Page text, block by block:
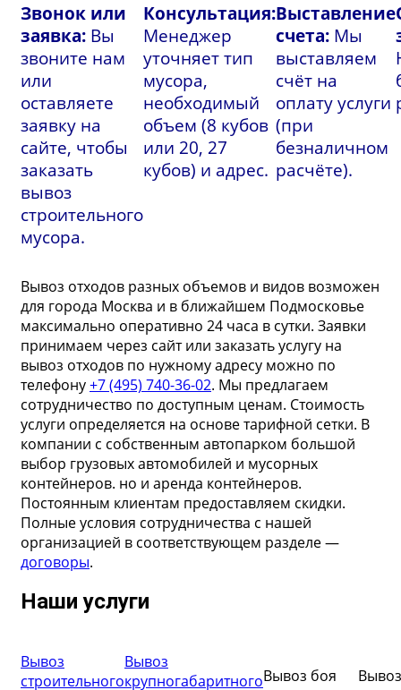
Звонок или
заявка: Вы
звоните нам
или
оставляете
заявку на
сайте, чтобы
заказать
вывоз
строительного
мусора.
Консультация:
Менеджер
уточняет тип
мусора,
необходимый
объем (8 кубов
или 20, 27
кубов) и адрес.
Выставление
счета: Мы
выставляем
счёт на
оплату услуги
(при
безналичном
расчёте).
Вывоз отходов разных объемов и видов возможен
для города Москва и в ближайшем Подмосковье
максимально оперативно 24 часа в сутки. Заявки
принимаем через сайт или заказать услугу на
вывоз отходов по нужному адресу можно по
телефону+7 (495) 740-36-02. Мы предлагаем
сотрудничество по доступным ценам. Стоимость
услуги определяется на основе тарифной сетки. В
компании с собственным автопарком большой
выбор грузовых автомобилей и мусорных
контейнеров. но и аренда контейнеров.
Постоянным клиентам предоставляем скидки.
Полные условия сотрудничества с нашей
организацией в соответствующем разделе —
договоры.
Наши услуги
Вывоз
строительного
Вывоз
крупногабаритногоВывоз боя
Вывоз